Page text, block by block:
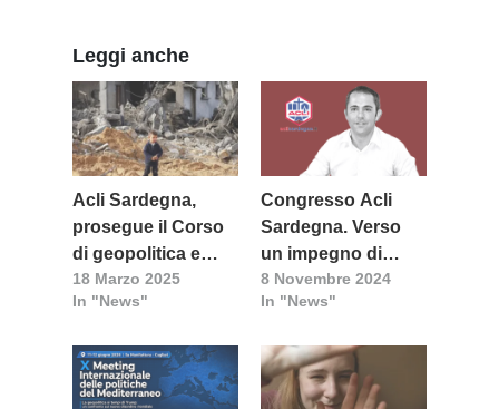
Leggi anche
Acli Sardegna,
prosegue il Corso
di geopolitica e
relazioni
internazionali
18 Marzo 2025
In "News"
Congresso Acli
Sardegna. Verso
un impegno di
pace e giustizia
sociale
8 Novembre 2024
In "News"